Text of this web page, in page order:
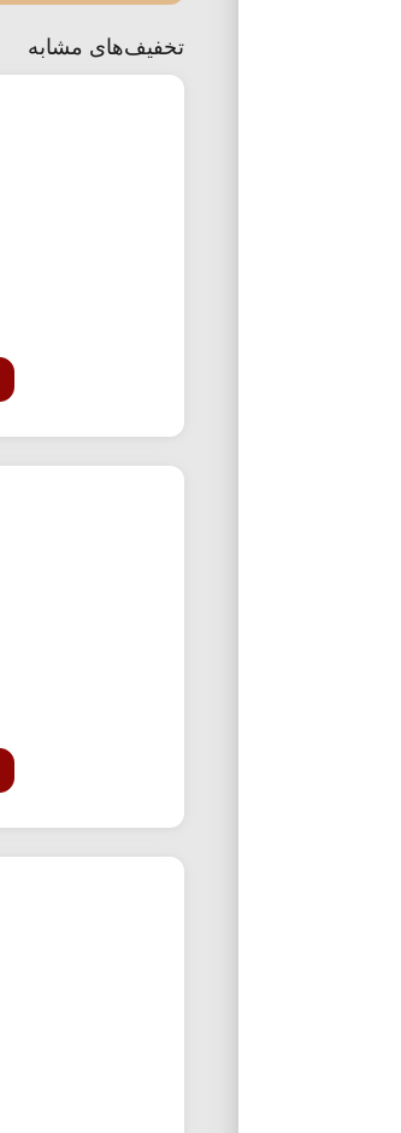
تخفیف‌های مشابه